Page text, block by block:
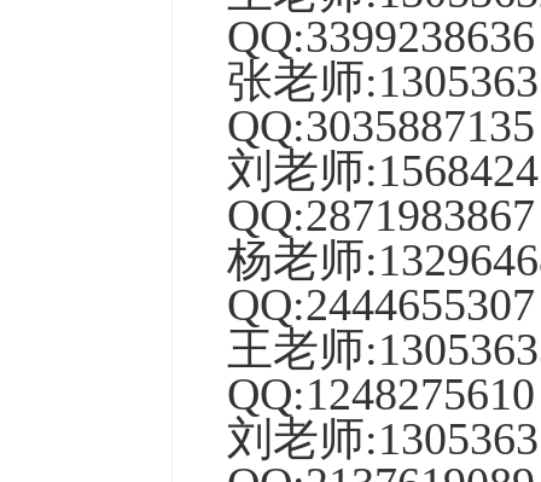
QQ:3399238636
张老师:1305363
QQ:3035887135
刘老师:
QQ:2871983867
杨老师:
QQ:2444655307
王老师
QQ:1248275610
刘 老师:1305363